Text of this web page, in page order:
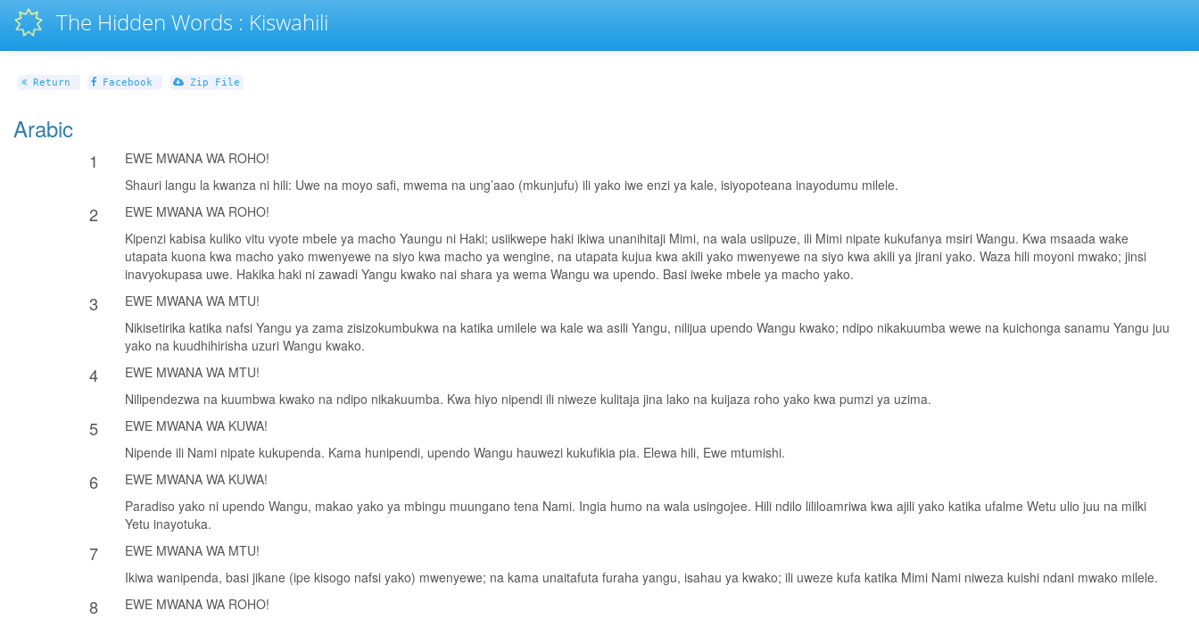
The Hidden Words : Kiswahili
Return Facebook Zip File
Arabic
1
EWE MWANA WA ROHO!
Shauri langu la kwanza ni hili: Uwe na moyo safi, mwema na ung’aao (mkunjufu) ili yako iwe enzi ya kale, isiyopoteana inayodumu milele.
2
EWE MWANA WA ROHO!
Kipenzi kabisa kuliko vitu vyote mbele ya macho Yaungu ni Haki; usiikwepe haki ikiwa unanihitaji Mimi, na wala usiipuze, ili Mimi nipate kukufanya msiri Wangu. Kwa msaada wake
utapata kuona kwa macho yako mwenyewe na siyo kwa macho ya wengine, na utapata kujua kwa akili yako mwenyewe na siyo kwa akili ya jirani yako. Waza hili moyoni mwako; jinsi
inavyokupasa uwe. Hakika haki ni zawadi Yangu kwako nai shara ya wema Wangu wa upendo. Basi iweke mbele ya macho yako.
3
EWE MWANA WA MTU!
Nikisetirika katika nafsi Yangu ya zama zisizokumbukwa na katika umilele wa kale wa asili Yangu, nilijua upendo Wangu kwako; ndipo nikakuumba wewe na kuichonga sanamu Yangu juu
yako na kuudhihirisha uzuri Wangu kwako.
4
EWE MWANA WA MTU!
Nilipendezwa na kuumbwa kwako na ndipo nikakuumba. Kwa hiyo nipendi ili niweze kulitaja jina lako na kuijaza roho yako kwa pumzi ya uzima.
5
EWE MWANA WA KUWA!
Nipende ili Nami nipate kukupenda. Kama hunipendi, upendo Wangu hauwezi kukufikia pia. Elewa hili, Ewe mtumishi.
6
EWE MWANA WA KUWA!
Paradiso yako ni upendo Wangu, makao yako ya mbingu muungano tena Nami. Ingia humo na wala usingojee. Hili ndilo lililoamriwa kwa ajili yako katika ufalme Wetu ulio juu na milki
Yetu inayotuka.
7
EWE MWANA WA MTU!
Ikiwa wanipenda, basi jikane (ipe kisogo nafsi yako) mwenyewe; na kama unaitafuta furaha yangu, isahau ya kwako; ili uweze kufa katika Mimi Nami niweza kuishi ndani mwako milele.
8
EWE MWANA WA ROHO!